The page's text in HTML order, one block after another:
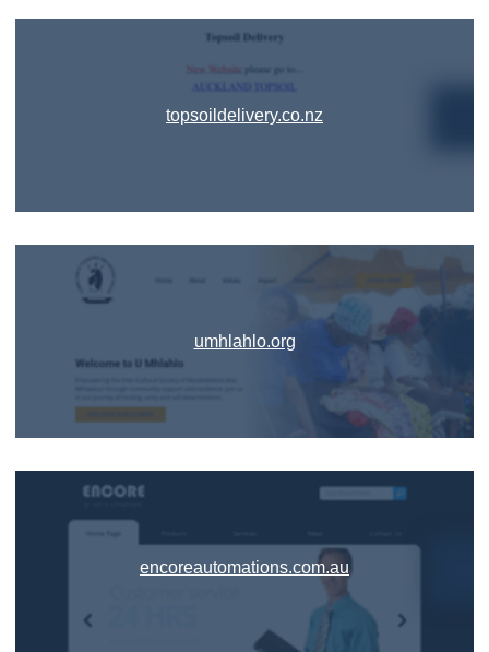
topsoildelivery.co.nz
umhlahlo.org
encoreautomations.com.au